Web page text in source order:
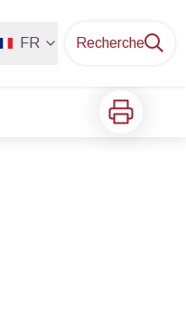
FR Recherche
Imprimer